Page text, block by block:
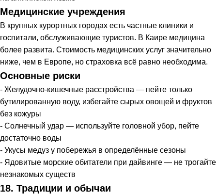
Медицинские учреждения
В крупных курортных городах есть частные клиники и
госпитали, обслуживающие туристов. В Каире медицина
более развита. Стоимость медицинских услуг значительно
ниже, чем в Европе, но страховка всё равно необходима.
Основные риски
- Желудочно-кишечные расстройства — пейте только
бутилированную воду, избегайте сырых овощей и фруктов
без кожуры
- Солнечный удар — используйте головной убор, пейте
достаточно воды
- Укусы медуз у побережья в определённые сезоны
- Ядовитые морские обитатели при дайвинге — не трогайте
незнакомых существ
18. Традиции и обычаи